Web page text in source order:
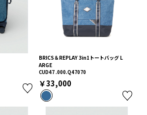
BRICS＆REPLAY 3in1トートバッグ L
ARGE
CUD47 .000.Q47070
￥33,000